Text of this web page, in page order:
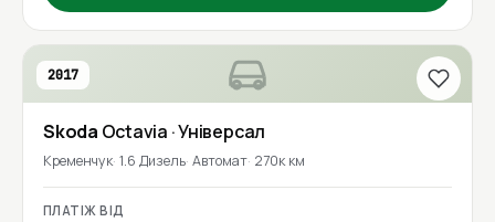
2017
Skoda Octavia · Універсал
Кременчук 1.6 Дизель Автомат 270к км
ПЛАТІЖ ВІД